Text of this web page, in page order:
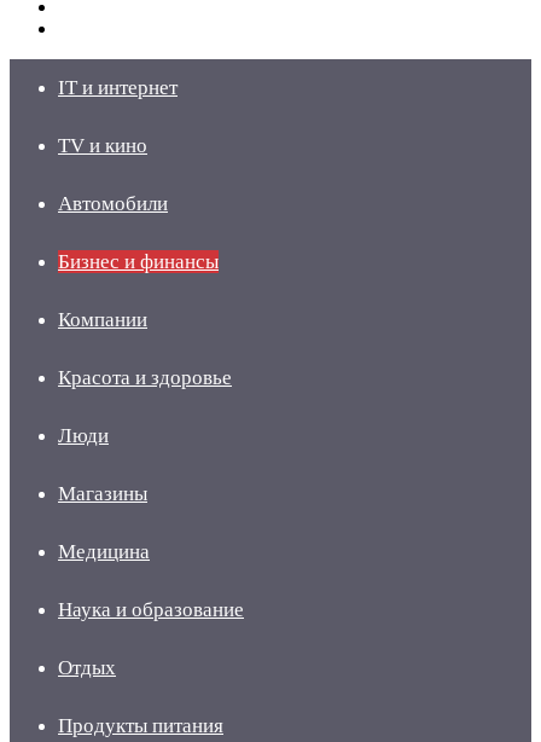
IT и интернет
TV и кино
Автомобили
Бизнес и финансы
Компании
Красота и здоровье
Люди
Магазины
Медицина
Наука и образование
Отдых
Продукты питания